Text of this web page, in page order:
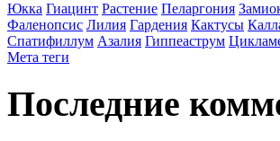
Юкка Гиацинт Растение Пеларгония
Фаленопсис Лилия Гардения Кактусы
Спатифиллум Азалия Гиппеаструм
Мета теги
Последние